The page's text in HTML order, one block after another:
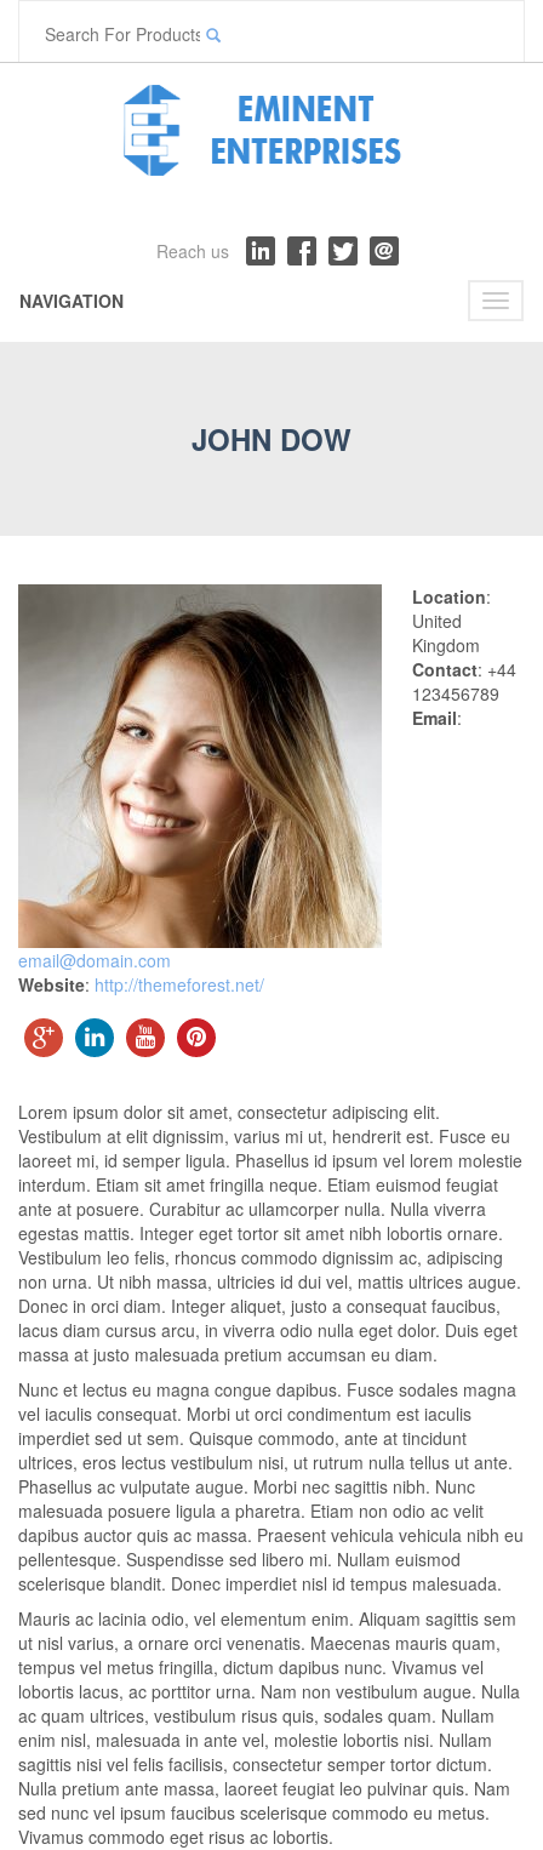
Reach us
NAVIGATION
JOHN DOW
Location:
United
Kingdom
Contact: +44
123456789
Email:
email@domain.com
Website: http://themeforest.net/
Lorem ipsum dolor sit amet, consectetur adipiscing elit.
Vestibulum at elit dignissim, varius mi ut, hendrerit est. Fusce eu
laoreet mi, id semper ligula. Phasellus id ipsum vel lorem molestie
interdum. Etiam sit amet fringilla neque. Etiam euismod feugiat
ante at posuere. Curabitur ac ullamcorper nulla. Nulla viverra
egestas mattis. Integer eget tortor sit amet nibh lobortis ornare.
Vestibulum leo felis, rhoncus commodo dignissim ac, adipiscing
non urna. Ut nibh massa, ultricies id dui vel, mattis ultrices augue.
Donec in orci diam. Integer aliquet, justo a consequat faucibus,
lacus diam cursus arcu, in viverra odio nulla eget dolor. Duis eget
massa at justo malesuada pretium accumsan eu diam.
Nunc et lectus eu magna congue dapibus. Fusce sodales magna
vel iaculis consequat. Morbi ut orci condimentum est iaculis
imperdiet sed ut sem. Quisque commodo, ante at tincidunt
ultrices, eros lectus vestibulum nisi, ut rutrum nulla tellus ut ante.
Phasellus ac vulputate augue. Morbi nec sagittis nibh. Nunc
malesuada posuere ligula a pharetra. Etiam non odio ac velit
dapibus auctor quis ac massa. Praesent vehicula vehicula nibh eu
pellentesque. Suspendisse sed libero mi. Nullam euismod
scelerisque blandit. Donec imperdiet nisl id tempus malesuada.
Mauris ac lacinia odio, vel elementum enim. Aliquam sagittis sem
ut nisl varius, a ornare orci venenatis. Maecenas mauris quam,
tempus vel metus fringilla, dictum dapibus nunc. Vivamus vel
lobortis lacus, ac porttitor urna. Nam non vestibulum augue. Nulla
ac quam ultrices, vestibulum risus quis, sodales quam. Nullam
enim nisl, malesuada in ante vel, molestie lobortis nisi. Nullam
sagittis nisi vel felis facilisis, consectetur semper tortor dictum.
Nulla pretium ante massa, laoreet feugiat leo pulvinar quis. Nam
sed nunc vel ipsum faucibus scelerisque commodo eu metus.
Vivamus commodo eget risus ac lobortis.